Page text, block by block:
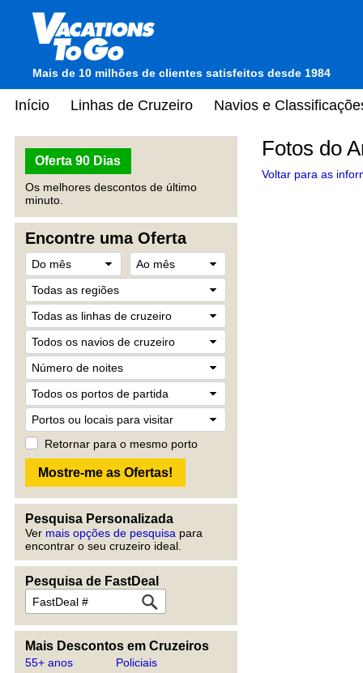
Mais de 10 milhões de clientes satisfeitos desde 1984
Início Linhas de Cruzeiro Navios e
Oferta 90 Dias
Os melhores descontos de último
minuto.
Encontre uma Oferta
Retornar para o mesmo porto
Pesquisa Personalizada
Ver mais opções de pesquisa para
encontrar o seu cruzeiro ideal.
Pesquisa de FastDeal
Mais Descontos em Cruzeiros
55+ anos
Policiais
Fotos do
Voltar para as